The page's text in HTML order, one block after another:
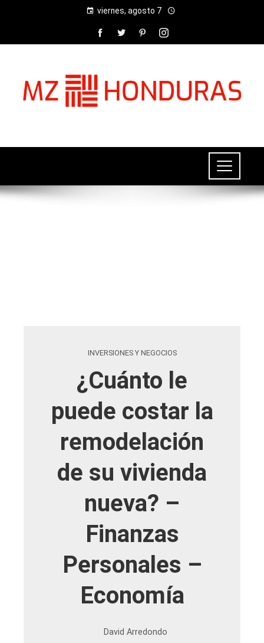
viernes, agosto 7
INVERSIONES Y NEGOCIOS
¿Cuánto le
puede costar la
remodelación
de su vivienda
nueva? –
Finanzas
Personales –
Economía
David Arredondo